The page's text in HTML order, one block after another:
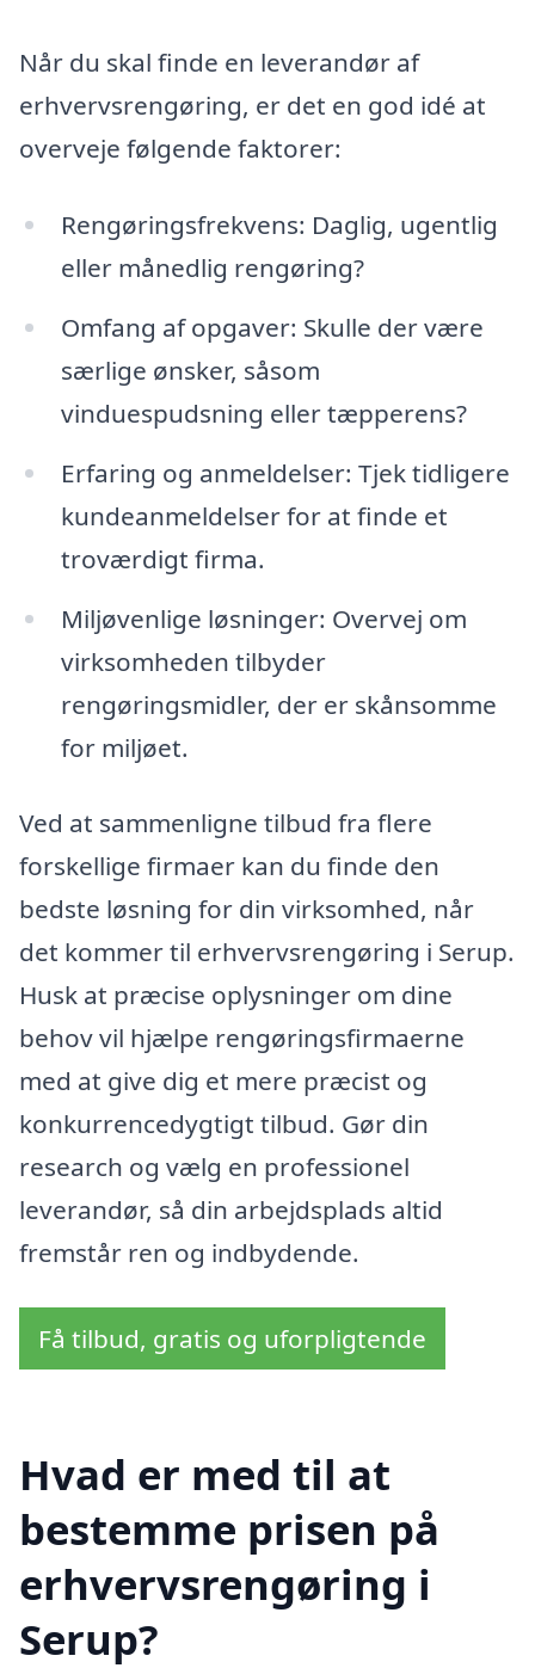
Når du skal finde en leverandør af
erhvervsrengøring, er det en god idé at
overveje følgende faktorer:
Rengøringsfrekvens: Daglig, ugentlig
eller månedlig rengøring?
Omfang af opgaver: Skulle der være
særlige ønsker, såsom
vinduespudsning eller tæpperens?
Erfaring og anmeldelser: Tjek tidligere
kundeanmeldelser for at finde et
troværdigt firma.
Miljøvenlige løsninger: Overvej om
virksomheden tilbyder
rengøringsmidler, der er skånsomme
for miljøet.
Ved at sammenligne tilbud fra flere
forskellige firmaer kan du finde den
bedste løsning for din virksomhed, når
det kommer til erhvervsrengøring i Serup.
Husk at præcise oplysninger om dine
behov vil hjælpe rengøringsfirmaerne
med at give dig et mere præcist og
konkurrencedygtigt tilbud. Gør din
research og vælg en professionel
leverandør, så din arbejdsplads altid
fremstår ren og indbydende.
Få tilbud, gratis og uforpligtende
Hvad er med til at
bestemme prisen på
erhvervsrengøring i
Serup?